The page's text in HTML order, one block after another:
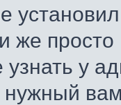
же
узнать у